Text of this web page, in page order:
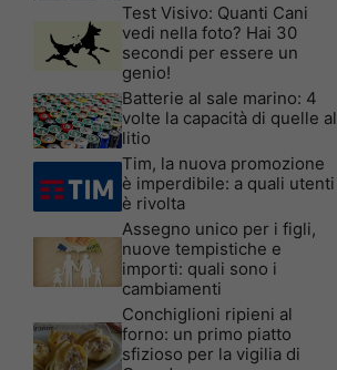
Test Visivo: Quanti Cani
vedi nella foto? Hai 30
secondi per essere un
genio!
Batterie al sale marino: 4
volte la capacità di quelle al
litio
Tim, la nuova promozione
è imperdibile: a quali utenti
è rivolta
Assegno unico per i figli,
nuove tempistiche e
importi: quali sono i
cambiamenti
Conchiglioni ripieni al
forno: un primo piatto
sfizioso per la vigilia di